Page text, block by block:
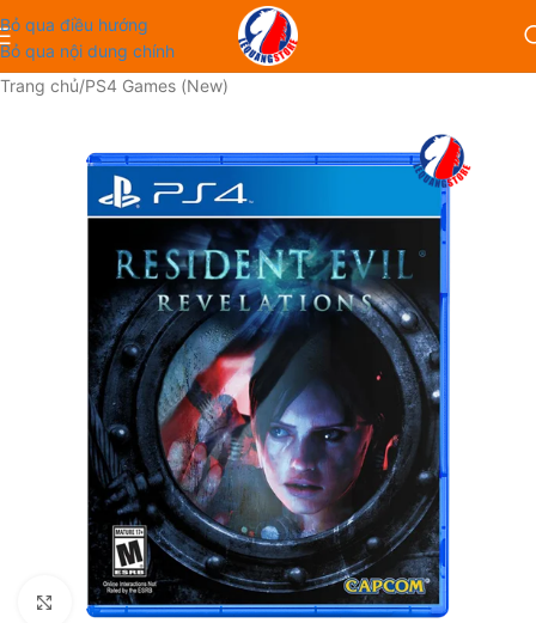
Bỏ qua điều hướng
Bỏ qua nội dung chính
Trang chủ/PS4 Games (New)
Nhấp để phóng to